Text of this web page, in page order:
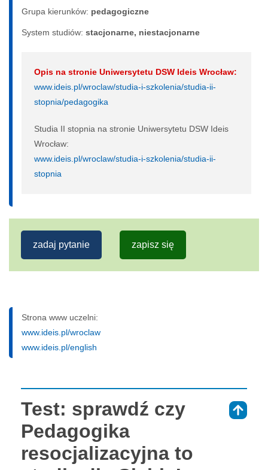
Grupa kierunków: pedagogiczne
System studiów: sta­cjo­nar­ne, nie­sta­cjo­nar­ne
Opis na stronie Uniwersytetu DSW Ideis Wrocław:
www.ideis.pl/wroclaw/studia-i-szkolenia/studia-ii-
stopnia/pedagogika
Studia II stopnia na stronie Uniwersytetu DSW Ideis
Wrocław:
www.ideis.pl/wroclaw/studia-i-szkolenia/studia-ii-
stopnia
zadaj pytanie zapisz się
Strona www uczelni:
www.ideis.pl/wroclaw
www.ideis.pl/english
Test: sprawdź czy
Pedagogika
resocjalizacyjna to